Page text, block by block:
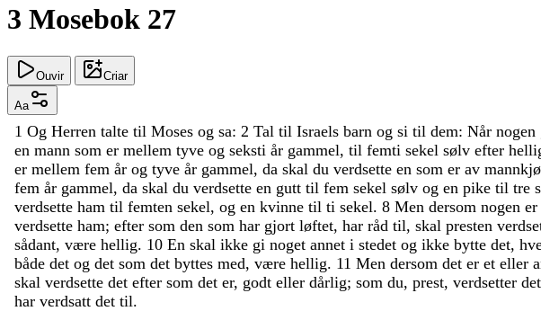
3 Mosebok 27
Ouvir Criar
Aa
1 Og Herren talte til Moses og sa: 2 Tal til Israels barn og si til dem: Når nogen
en mann som er mellem tyve og seksti år gammel, til femti sekel sølv efter
er mellem fem år og tyve år gammel, da skal du verdsette en som er av
fem år gammel, da skal du verdsette en gutt til fem sekel sølv og en pike til tre
verdsette ham til femten sekel, og en kvinne til ti sekel. 8 Men dersom nogen er
verdsette ham; efter som den som har gjort løftet, har råd til, skal presten
sådant, være hellig. 10 En skal ikke gi noget annet i stedet og ikke bytte det,
både det og det som det byttes med, være hellig. 11 Men dersom det er et eller
skal verdsette det efter som det er, godt eller dårlig; som du, prest, verdsetter det
har verdsatt det til.